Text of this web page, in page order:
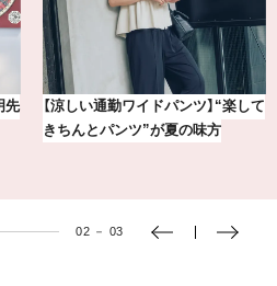
上
【BAILA×OMO】ウオズミアミ描き
下ろし！金沢の旅リスト
02 － 03